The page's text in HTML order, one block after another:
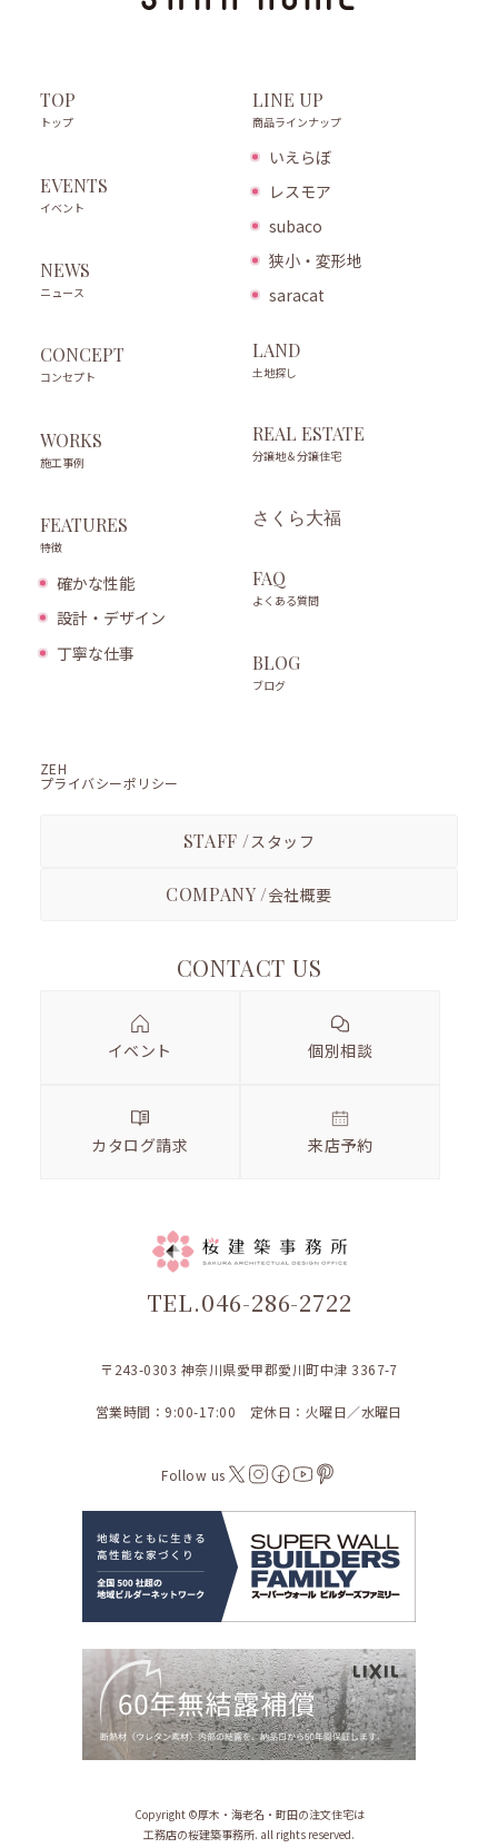
TOP
トップ
EVENTS
イベント
NEWS
ニュース
CONCEPT
コンセプト
WORKS
施工事例
FEATURES
特徴
確かな性能
設計・デザイン
丁寧な仕事
LINE UP
商品ラインナップ
いえらぼ
レスモア
subaco
狭小・変形地
saracat
LAND
土地探し
REAL ESTATE
分譲地＆分譲住宅
さくら大福
FAQ
よくある質問
BLOG
ブログ
ZEH
プライバシーポリシー
STAFF /スタッフ
COMPANY /会社概要
CONTACT US
イベント 個別相談
カタログ請求 来店予約
TEL.046-286-2722
〒243-0303 神奈川県愛甲郡愛川町中津 3367-7
営業時間：9:00-17:00 定休日：火曜日／水曜日
Follow us
Copyright ©︎厚木・海老名・町田の注文住宅は
工務店の桜建築事務所. all rights reserved.